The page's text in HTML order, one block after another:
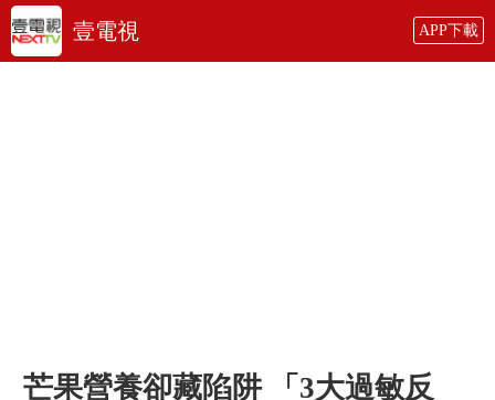
壹電視 APP下載
芒果營養卻藏陷阱 「3大過敏反